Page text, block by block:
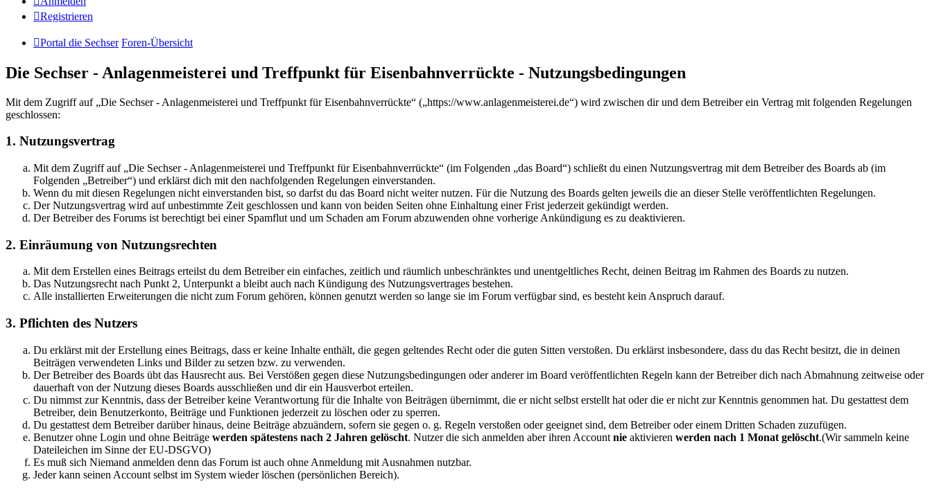
Registrieren
Portal die Sechser Foren-Übersicht
Die Sechser - Anlagenmeisterei und Treffpunkt für Eisenbahnverrückte - Nutzungsbedingungen
Mit dem Zugriff auf „Die Sechser - Anlagenmeisterei und Treffpunkt für Eisenbahnverrückte“ („https://www.anlagenmeisterei.de“) wird zwischen dir und dem Betreiber ein Vertrag mit folgenden Regelungen
geschlossen:
1. Nutzungsvertrag
Mit dem Zugriff auf „Die Sechser - Anlagenmeisterei und Treffpunkt für Eisenbahnverrückte“ (im Folgenden „das Board“) schließt du einen Nutzungsvertrag mit dem Betreiber des Boards ab (im
Folgenden „Betreiber“) und erklärst dich mit den nachfolgenden Regelungen einverstanden.
Wenn du mit diesen Regelungen nicht einverstanden bist, so darfst du das Board nicht weiter nutzen. Für die Nutzung des Boards gelten jeweils die an dieser Stelle veröffentlichten Regelungen.
Der Nutzungsvertrag wird auf unbestimmte Zeit geschlossen und kann von beiden Seiten ohne Einhaltung einer Frist jederzeit gekündigt werden.
Der Betreiber des Forums ist berechtigt bei einer Spamflut und um Schaden am Forum abzuwenden ohne vorherige Ankündigung es zu deaktivieren.
2. Einräumung von Nutzungsrechten
Mit dem Erstellen eines Beitrags erteilst du dem Betreiber ein einfaches, zeitlich und räumlich unbeschränktes und unentgeltliches Recht, deinen Beitrag im Rahmen des Boards zu nutzen.
Das Nutzungsrecht nach Punkt 2, Unterpunkt a bleibt auch nach Kündigung des Nutzungsvertrages bestehen.
Alle installierten Erweiterungen die nicht zum Forum gehören, können genutzt werden so lange sie im Forum verfügbar sind, es besteht kein Anspruch darauf.
3. Pflichten des Nutzers
Du erklärst mit der Erstellung eines Beitrags, dass er keine Inhalte enthält, die gegen geltendes Recht oder die guten Sitten verstoßen. Du erklärst insbesondere, dass du das Recht besitzt, die in deinen
Beiträgen verwendeten Links und Bilder zu setzen bzw. zu verwenden.
Der Betreiber des Boards übt das Hausrecht aus. Bei Verstößen gegen diese Nutzungsbedingungen oder anderer im Board veröffentlichten Regeln kann der Betreiber dich nach Abmahnung zeitweise oder
dauerhaft von der Nutzung dieses Boards ausschließen und dir ein Hausverbot erteilen.
Du nimmst zur Kenntnis, dass der Betreiber keine Verantwortung für die Inhalte von Beiträgen übernimmt, die er nicht selbst erstellt hat oder die er nicht zur Kenntnis genommen hat. Du gestattest dem
Betreiber, dein Benutzerkonto, Beiträge und Funktionen jederzeit zu löschen oder zu sperren.
Du gestattest dem Betreiber darüber hinaus, deine Beiträge abzuändern, sofern sie gegen o. g. Regeln verstoßen oder geeignet sind, dem Betreiber oder einem Dritten Schaden zuzufügen.
Benutzer ohne Login und ohne Beiträge werden spätestens nach 2 Jahren gelöscht. Nutzer die sich anmelden aber ihren Account nie aktivieren werden nach 1 Monat gelöscht.(Wir sammeln keine
Dateileichen im Sinne der EU-DSGVO)
Es muß sich Niemand anmelden denn das Forum ist auch ohne Anmeldung mit Ausnahmen nutzbar.
Jeder kann seinen Account selbst im System wieder löschen (persönlichen Bereich).